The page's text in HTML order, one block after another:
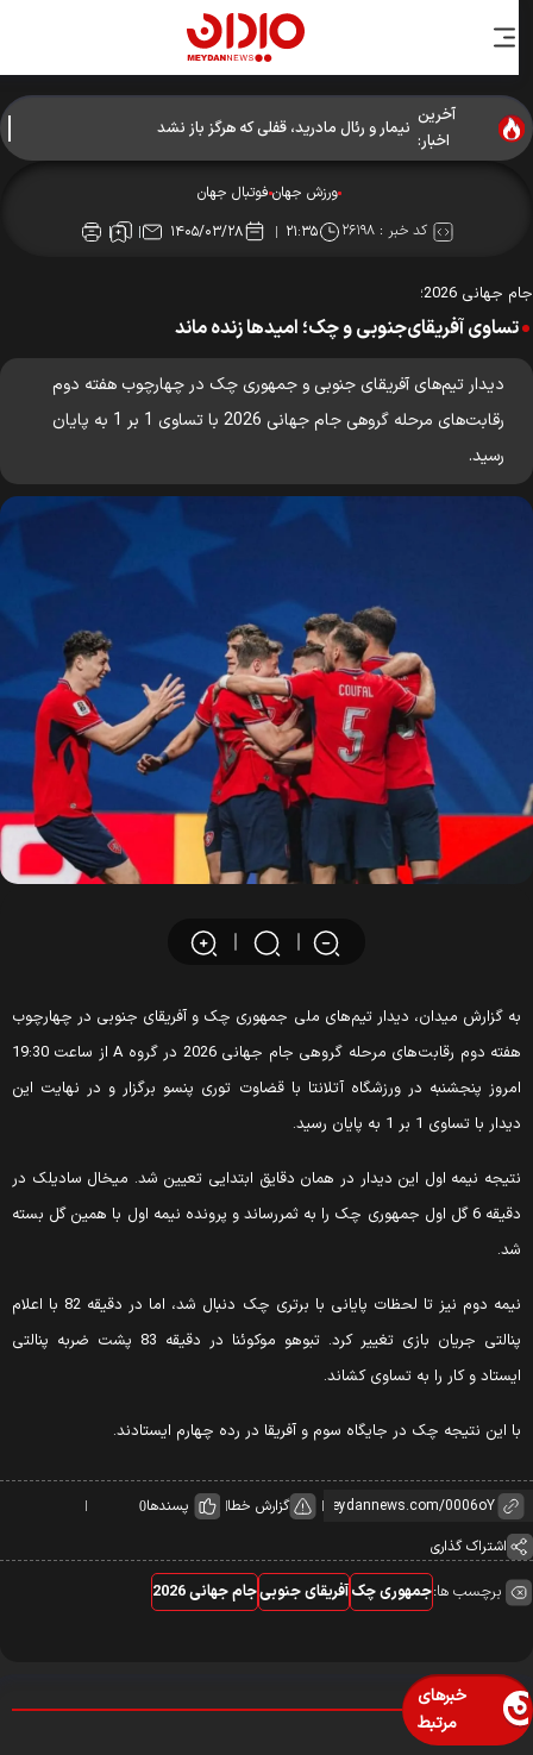
آخرین
اخبار:
نیمار و رئال مادرید، قفلی که هرگز باز نشد
ورزش جهانفوتبال جهان
کد خبر : ۲۶۱۹۸ ۲۱:۳۵ ۱۴۰۵/۰۳/۲۸
جهانی 2026؛
تساوی آفریقای‌جنوبی و چک؛ امیدها زنده ماند
دیدار تیم‌های آفریقای جنوبی و جمهوری چک در چهارچوب هفته دوم
رقابت‌های مرحله گروهی جام جهانی 2026 با تساوی 1 بر 1 به پایان
رسید.
گزارش میدان، دیدار تیم‌های ملی جمهوری چک و آفریقای جنوبی در چهارچوب
هفته دوم رقابت‌های مرحله گروهی جام جهانی 2026 در گروه A از ساعت 19:30
پنجشنبه در ورزشگاه آتلانتا با قضاوت توری پنسو برگزار و در نهایت این
با تساوی 1 بر 1 به پایان رسید.
نیمه اول این دیدار در همان دقایق ابتدایی تعیین شد. میخال سادیلک در
دقیقه 6 گل اول جمهوری چک را به ثمررساند و پرونده نیمه اول با همین گل بسته
نیمه دوم نیز تا لحظات پایانی با برتری چک دنبال شد، اما در دقیقه 82 با اعلام
پنالتی جریان بازی تغییر کرد. تبوهو موکوئنا در دقیقه 83 پشت ضربه پنالتی
و کار را به تساوی کشاند.
این نتیجه چک در جایگاه سوم و آفریقا در رده چهارم ایستادند.
گزارش خطا پسندها0
اشتراک گذاری
برچسب ها:جمهوری چکآفریقای جنوبیجام جهانی 2026
خبرهای
مرتبط